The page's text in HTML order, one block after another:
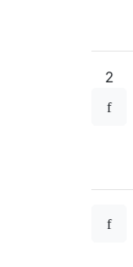
2